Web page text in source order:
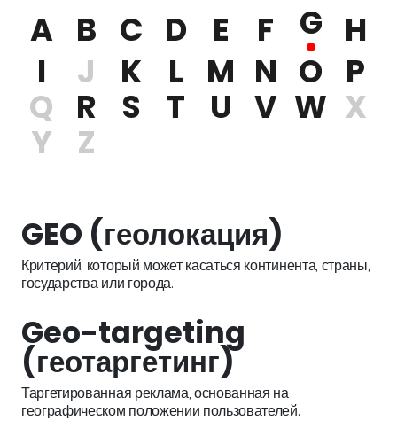
A B C D E F G H
I
J K L M N O P
Q R S T U V W X
Y
Z
GEO (геолокация)
Критерий, который может касаться континента, страны,
государства или города.
Geo-targeting
(геотаргетинг)
Таргетированная реклама, основанная на
географическом положении пользователей.